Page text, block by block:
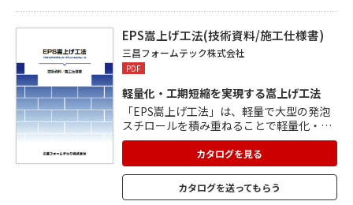
設や高齢者施設などにも最適です。
EPS嵩上げ工法(技術資料/施工仕様書)
三昌フォームテック株式会社
PDF
軽量化・工期短縮を実現する嵩上げ工法
「EPS嵩上げ工法」は、軽量で大型の発泡
スチロールを積み重ねることで軽量化・工
期短縮を実現。 EPSは軟弱地盤上や地すべ
り地などにおいて荷重軽減工法として利用
できるほか、店舗や駅のホームなど、嵩上
げ用途にも広く使用され、軽量性・耐圧縮
性・緩衝性・耐水性と嵩上げに最適な性能
カタログを見る
カタログを送ってもらう